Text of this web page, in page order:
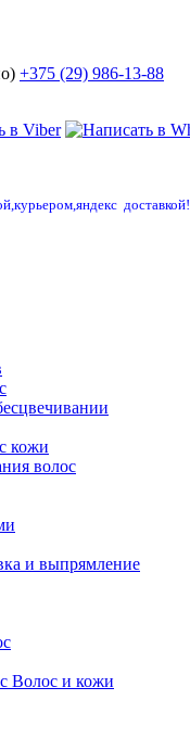
+375 (29) 986-13-88
курьером,яндекс доставкой!
кожи
волос
и выпрямление
Волос и кожи